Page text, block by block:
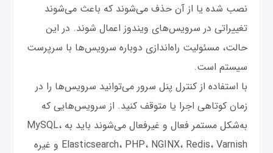
نصب شده یا از آن حذف می‌شوند که باعث می‌شوند
تغییراتی در سرویس‌های ویندوز اعمال شوند. در این
حالت، مسئولیت راه‌اندازی دوباره سرویس‌ها با سرپرست
سیستم است.
با استفاده از کنترل پنل سرور می‌توانید سرویس‌ها را در
زمان کوتاهی اجرا یا متوقف کنید. از سرویس‌هایی که
به‌شکل مستمر فعال و غیرفعال می‌شوند باید به MySQL،
Elasticsearch، PHP، NGINX، Redis، Varnish و غیره